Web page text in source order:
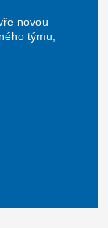
novou
týmu,